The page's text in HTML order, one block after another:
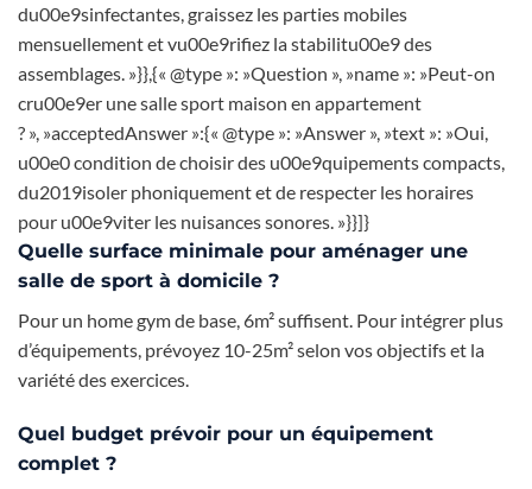
du00e9sinfectantes, graissez les parties mobiles
mensuellement et vu00e9rifiez la stabilitu00e9 des
assemblages. »}},{« @type »: »Question », »name »: »Peut-on
cru00e9er une salle sport maison en appartement
? », »acceptedAnswer »:{« @type »: »Answer », »text »: »Oui,
u00e0 condition de choisir des u00e9quipements compacts,
du2019isoler phoniquement et de respecter les horaires
pour u00e9viter les nuisances sonores. »}}]}
Quelle surface minimale pour aménager une
salle de sport à domicile ?
Pour un home gym de base, 6m² suffisent. Pour intégrer plus
d’équipements, prévoyez 10-25m² selon vos objectifs et la
variété des exercices.
Quel budget prévoir pour un équipement
complet ?